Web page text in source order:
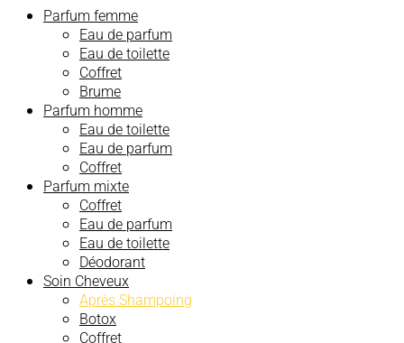
Parfum femme
Eau de parfum
Eau de toilette
Coffret
Brume
Parfum homme
Eau de toilette
Eau de parfum
Coffret
Parfum mixte
Coffret
Eau de parfum
Eau de toilette
Déodorant
Soin Cheveux
Après Shampoing
Botox
Coffret